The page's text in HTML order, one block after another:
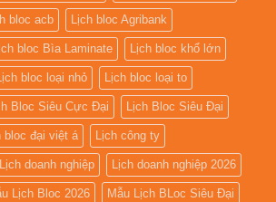
bloc acb Lịch bloc Agribank
bloc Bìa Laminate Lịch bloc khổ lớn
bloc loại nhỏ Lịch bloc loại to
Bloc Siêu Cực Đại Lịch Bloc Siêu Đại
bloc đại việt á Lịch công ty
Lịch doanh nghiệp Lịch doanh nghiệp 2026
Lịch Bloc 2026 Mẫu Lịch BLoc Siêu Đại